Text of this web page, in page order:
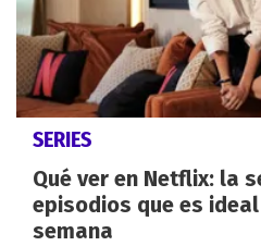
SERIES
Qué ver en Netflix: la
episodios que es
semana